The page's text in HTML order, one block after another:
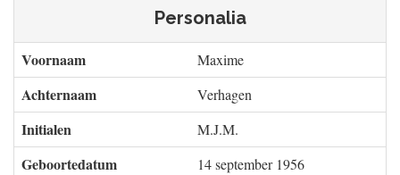
Personalia
Voornaam Maxime
Achternaam Verhagen
Initialen M.J.M.
Geboortedatum 14 september 1956